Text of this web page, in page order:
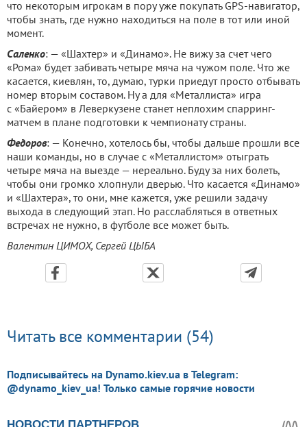
что некоторым игрокам в пору уже покупать GPS-навигатор,
чтобы знать, где нужно находиться на поле в тот или иной
момент.
Саленко: — «Шахтер» и «Динамо». Не вижу за счет чего
«Рома» будет забивать четыре мяча на чужом поле. Что же
касается, киевлян, то, думаю, турки приедут просто отбывать
номер вторым составом. Ну а для «Металлиста» игра
с «Байером» в Леверкузене станет неплохим спарринг-
матчем в плане подготовки к чемпионату страны.
Федоров: — Конечно, хотелось бы, чтобы дальше прошли все
наши команды, но в случае с «Металлистом» отыграть
четыре мяча на выезде — нереально. Буду за них болеть,
чтобы они громко хлопнули дверью. Что касается «Динамо»
и «Шахтера», то они, мне кажется, уже решили задачу
выхода в следующий этап. Но расслабляться в ответных
встречах не нужно, в футболе все может быть.
Валентин ЦИМОХ, Сергей ЦЫБА
Читать все комментарии (54)
Подписывайтесь на Dynamo.kiev.ua в Telegram:
@dynamo_kiev_ua! Только самые горячие новости